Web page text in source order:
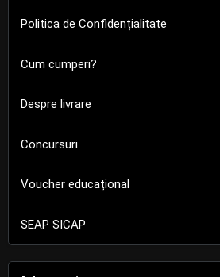
Politica de Confidențialitate
Cum cumperi?
Despre livrare
Concursuri
Voucher educațional
SEAP SICAP